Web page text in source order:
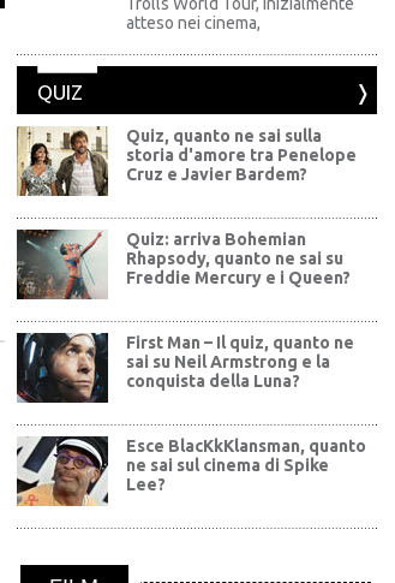
atteso nei cinema,
QUIZ
Quiz, quanto ne sai sulla
storia d'amore tra Penelope
Cruz e Javier Bardem?
Quiz: arriva Bohemian
Rhapsody, quanto ne sai su
Freddie Mercury e i Queen?
First Man – Il quiz, quanto ne
sai su Neil Armstrong e la
conquista della Luna?
Esce BlacKkKlansman, quanto
ne sai sul cinema di Spike
Lee?